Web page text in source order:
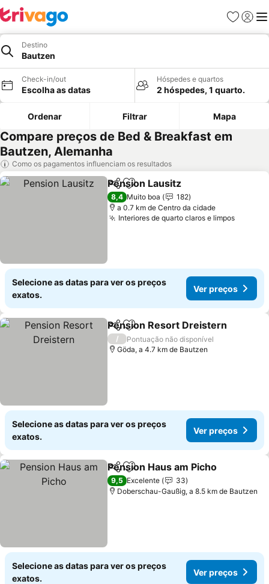
Favoritos
Iniciar
Destino
Bautzen
Check-in/out
Escolha as datas
Hóspedes e quartos
2 hóspedes, 1 quarto.
Ordenar Filtrar Mapa
Compare preços de Bed & Breakfast em
Bautzen, Alemanha
Como os pagamentos influenciam os resultados
PartilharAdicionar aos favoritos
Pension Lausitz
8,4 Muito boa
182
a 0.7 km de Centro da cidade
Interiores de quarto claros e limpos
Selecione as datas para ver os preços
exatos.
Ver preços
PartilharAdicionar aos favoritos
Pension Resort Dreistern
/
Pontuação não disponível
Göda, a 4.7 km de Bautzen
Selecione as datas para ver os preços
exatos.
Ver preços
PartilharAdicionar aos favoritos
Pension Haus am Picho
9,5 Excelente
33
Doberschau-Gaußig, a 8.5 km de Bautzen
Selecione as datas para ver os preços
exatos.
Ver preços